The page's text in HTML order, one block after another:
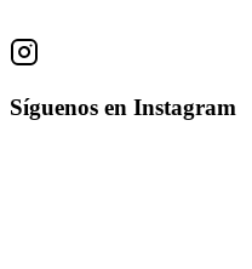
Síguenos en Instagram